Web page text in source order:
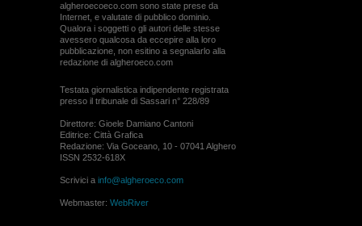
algheroecoeco.com sono state prese da
Internet, e valutate di pubblico dominio.
Qualora i soggetti o gli autori delle stesse
avessero qualcosa da eccepire alla loro
pubblicazione, non esitino a segnalarlo alla
redazione di algheroeco.com
Testata giornalistica indipendente registrata
presso il tribunale di Sassari n° 228/89
Direttore: Gioele Damiano Cantoni
Editrice: Città Grafica
Redazione: Via Goceano, 10 - 07041 Alghero
ISSN 2532-618X
Scrivici a info@algheroeco.com
Webmaster: WebRiver